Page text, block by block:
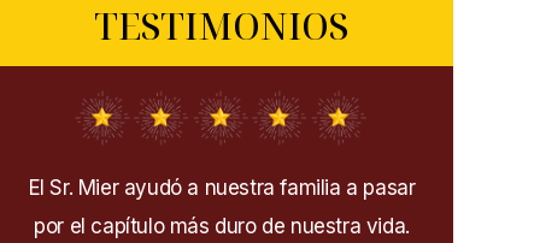
TESTIMONIOS
¡Extremadamente los recomiendo! ¡Me
ayudaron a través de mi proceso de